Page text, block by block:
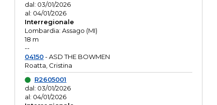
dal: 03/01/2026
al: 04/01/2026
Interregionale
Lombardia: Assago (MI)
18 m
--
04150- ASD THE BOWMEN
Roatta, Cristina
R2605001
dal: 03/01/2026
al: 04/01/2026